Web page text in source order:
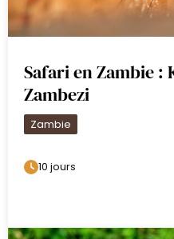
journées au plus
Luambe
Situé sur la
de Luambe est
Safari en Zambie :
Zambezi
Zambie
10 jours